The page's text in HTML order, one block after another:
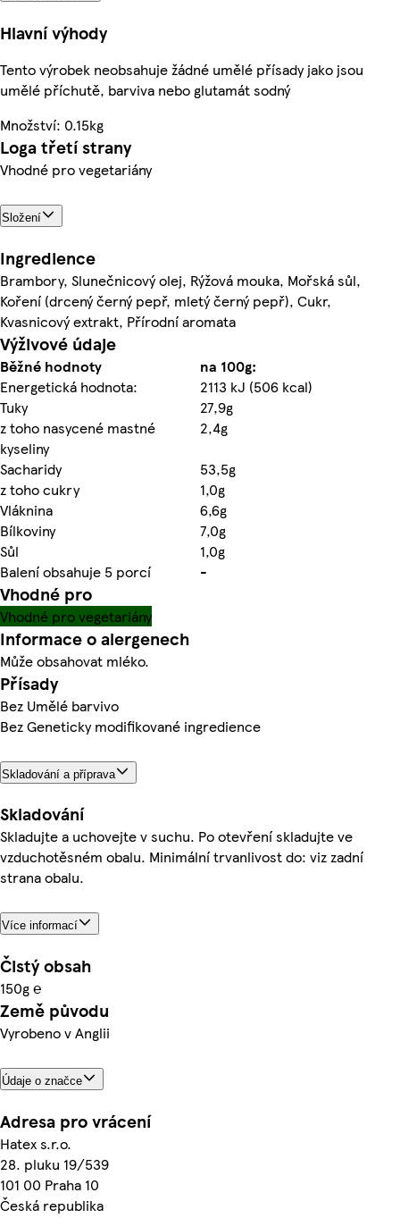
Hlavní výhody
Tento výrobek neobsahuje žádné umělé přísady jako jsou
umělé příchutě, barviva nebo glutamát sodný
Množství: 0.15kg
Loga třetí strany
Vhodné pro vegetariány
Složení
Ingredience
Brambory, Slunečnicový olej, Rýžová mouka, Mořská sůl,
Koření (drcený černý pepř, mletý černý pepř), Cukr,
Kvasnicový extrakt, Přírodní aromata
Výživové údaje
Běžné hodnoty
na 100g:
Energetická hodnota:
2113 kJ (506 kcal)
Tuky
27,9g
z toho nasycené mastné
kyseliny
2,4g
Sacharidy
53,5g
z toho cukry
1,0g
Vláknina
6,6g
Bílkoviny
7,0g
Sůl
1,0g
Balení obsahuje 5 porcí
-
Vhodné pro
Vhodné pro vegetariány
Informace o alergenech
Může obsahovat mléko.
Přísady
Bez Umělé barvivo
Bez Geneticky modifikované ingredience
Skladování a příprava
Skladování
Skladujte a uchovejte v suchu. Po otevření skladujte ve
vzduchotěsném obalu. Minimální trvanlivost do: viz zadní
strana obalu.
Více informací
Čistý obsah
150g ℮
Země původu
Vyrobeno v Anglii
Údaje o značce
Adresa pro vrácení
Hatex s.r.o.
28. pluku 19/539
101 00 Praha 10
Česká republika